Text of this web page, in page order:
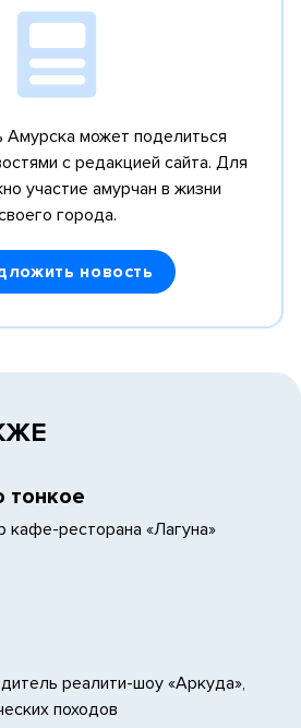
может поделиться
с редакцией сайта. Для
участие амурчан в жизни
города.
новость
кафе-ресторана «Лагуна»
реалити-шоу «Аркуда»,
походов